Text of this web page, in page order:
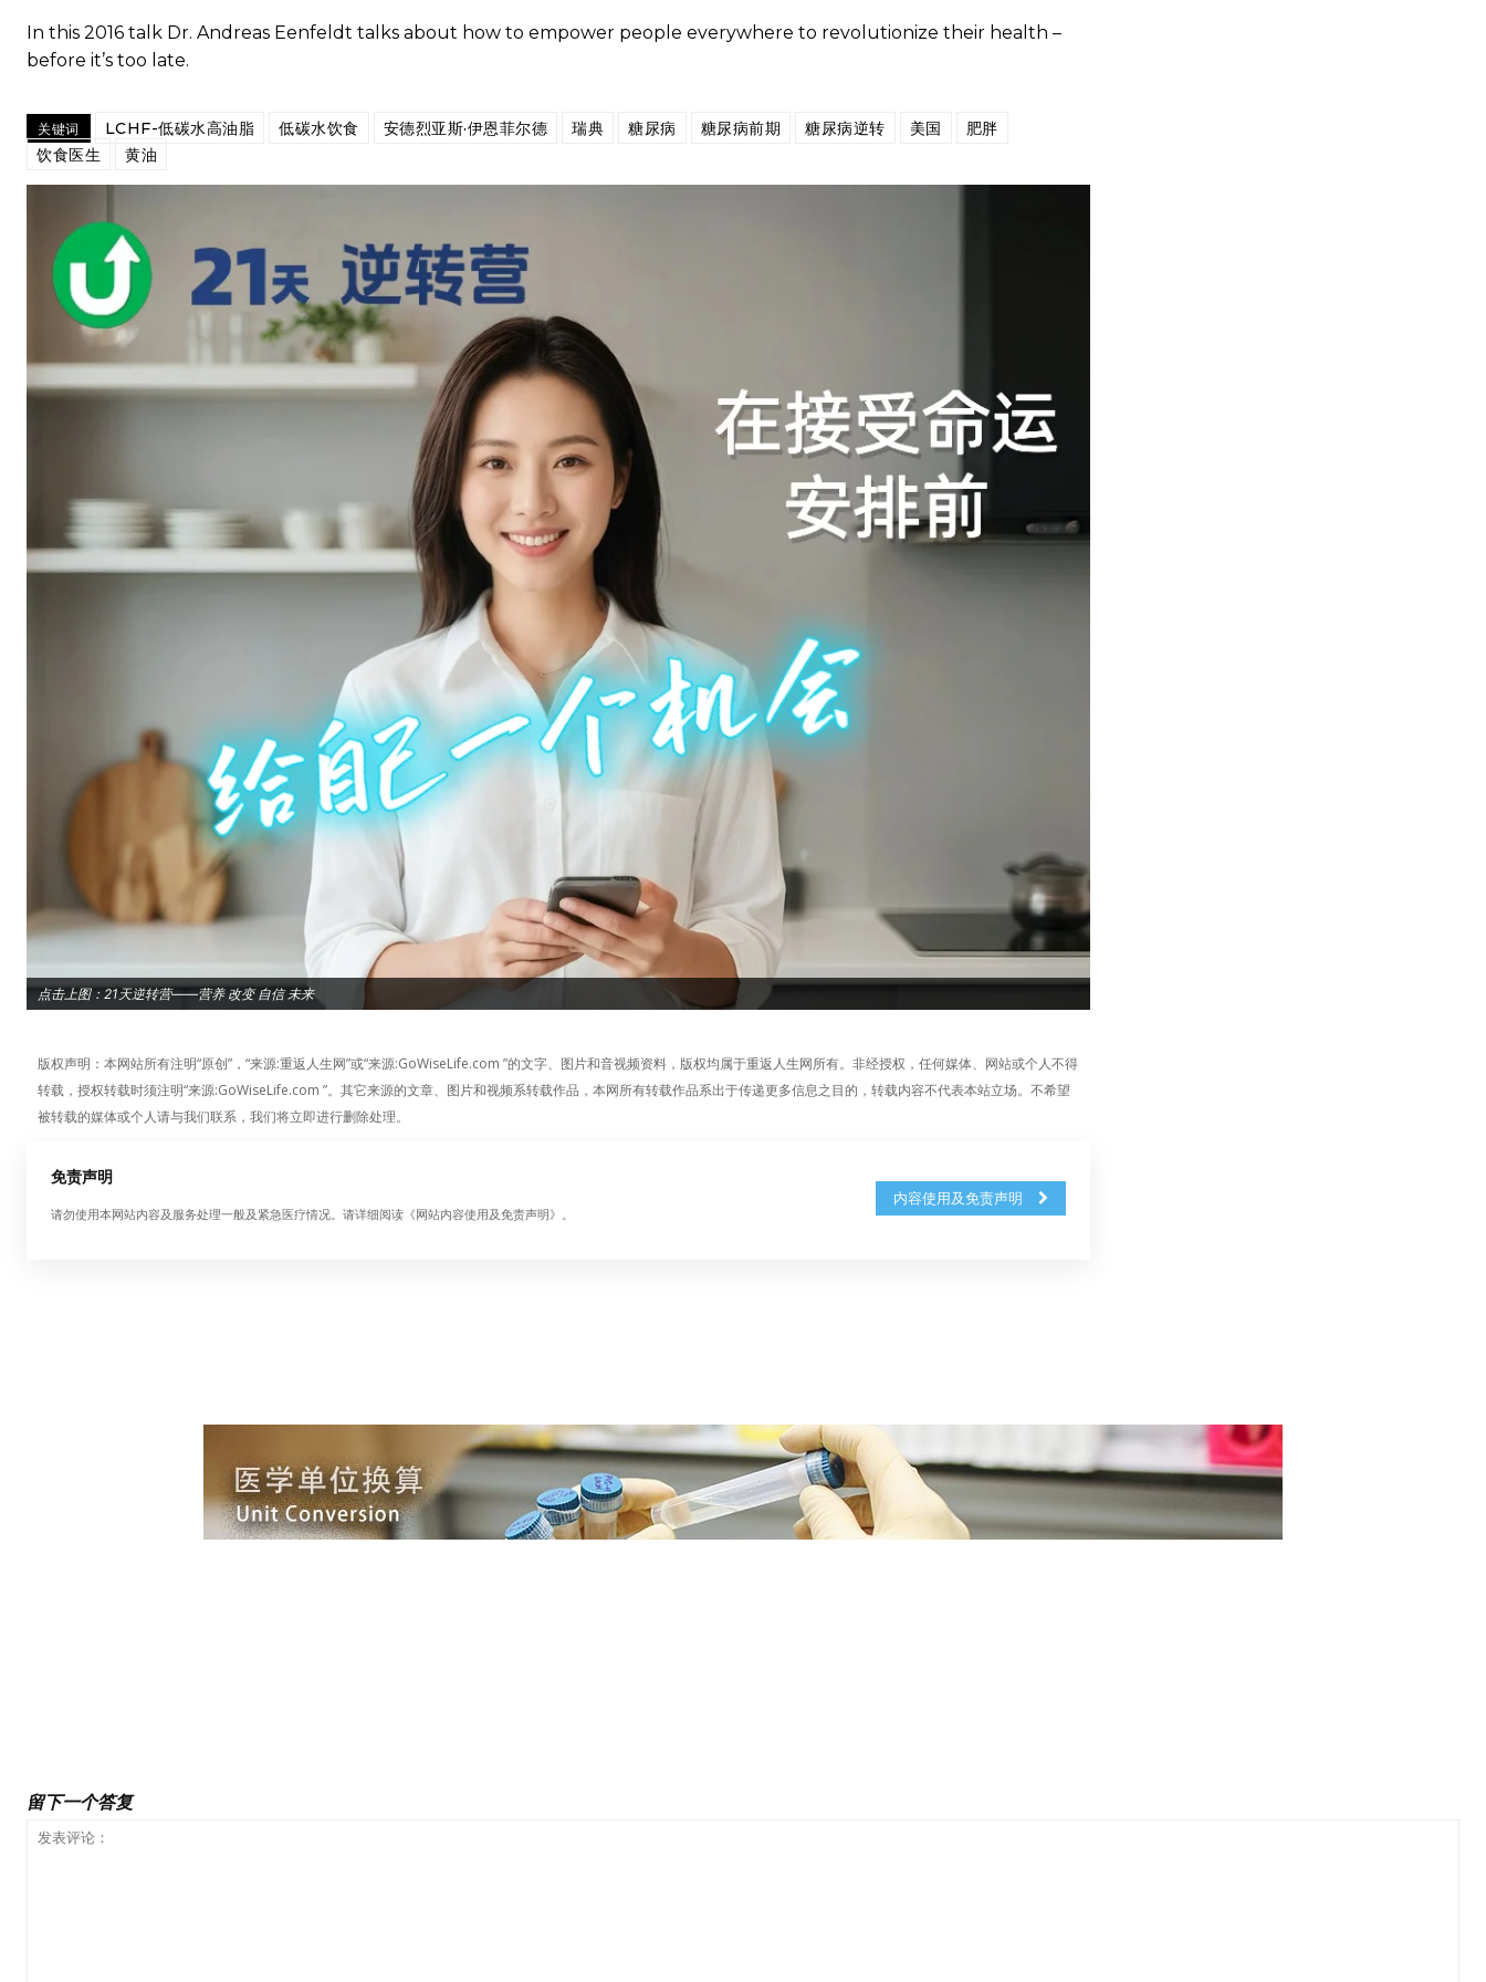
In this 2016 talk Dr. Andreas Eenfeldt talks about how to empower people everywhere to revolutionize their health –
before it’s too late.
关键词 LCHF-低碳水高油脂 低碳水饮食 安德烈亚斯·伊恩菲尔德 瑞典 糖尿病 糖尿病前期 糖尿病逆转 美国
肥胖
饮食医生
黄油
点击上图：21天逆转营——营养 改变 自信 未来
版权声明：本网站所有注明“原创”，“来源:重返人生网”或“来源:GoWiseLife.com ”的文字、图片和音视频资料，版权均属于重返人生网所有。非经授权，任何媒体、网站或个人不得
转载，授权转载时须注明“来源:GoWiseLife.com ”。其它来源的文章、图片和视频系转载作品，本网所有转载作品系出于传递更多信息之目的，转载内容不代表本站立场。不希望
被转载的媒体或个人请与我们联系，我们将立即进行删除处理。
免责声明
请勿使用本网站内容及服务处理一般及紧急医疗情况。请详细阅读《网站内容使用及免责声明》。
内容使用及免责声明
留下一个答复